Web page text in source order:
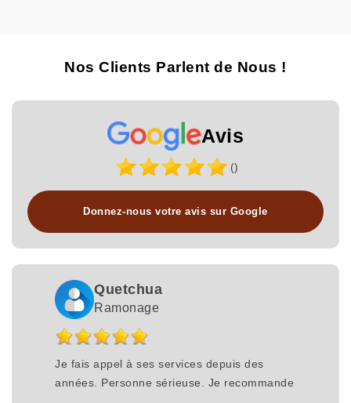
Nos Clients Parlent de Nous !
Avis
()
Donnez-nous votre avis sur Google
Quetchua
Ramonage
Je fais appel à ses services depuis des
années. Personne sérieuse. Je recommande